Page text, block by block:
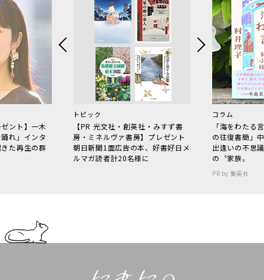
ント】一木
れ」インタ
た再生の群
トピック
【PR 光文社・創英社・みすず書
房・ミネルヴァ書房】プレゼント
朝日新聞1面広告の本、好書好日メ
ルマガ読者計20名様に
コラム
「海をわた
の往復書簡」
出逢いの不思
の〝家族〟
PR by 集英社